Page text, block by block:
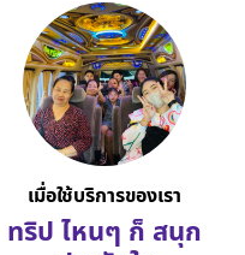
เมื่อใช้บริการของเรา
ทริป ไหนๆ ก็ สนุก